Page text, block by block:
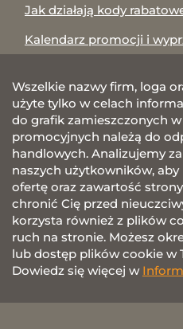
Jak działają kody
Kalendarz promocji i
Wszelkie nazwy firm, loga
użyte tylko w celach
do grafik zamieszczonych w
promocyjnych należą do
handlowych. Analizujemy
naszych użytkowników,
ofertę oraz zawartość
chronić Cię przed
korzysta również z plików
ruch na stronie. Możesz
lub dostęp plików cookie w
Dowiedz się więcej w